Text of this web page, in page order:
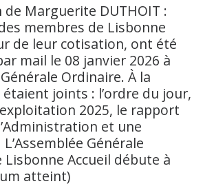
Marguerite DUTHOIT :
membres de Lisbonne
de leur cotisation, ont été
mail le 08 janvier 2026 à
Ordinaire. À la
joints : l’ordre du jour,
2025, le rapport
et une
Générale
Accueil débute à
atteint)